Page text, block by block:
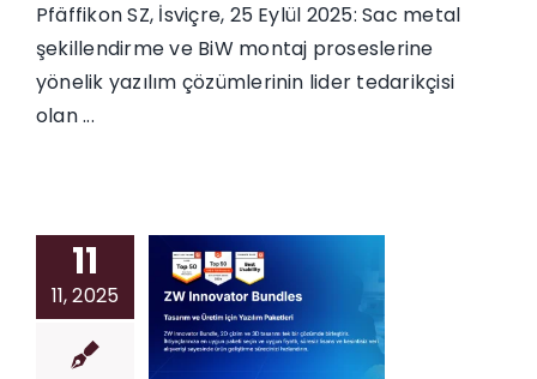
Pfäffikon SZ, İsviçre, 25 Eylül 2025: Sac metal
şekillendirme ve BiW montaj proseslerine
yönelik yazılım çözümlerinin lider tedarikçisi
olan ...
11
11, 2025